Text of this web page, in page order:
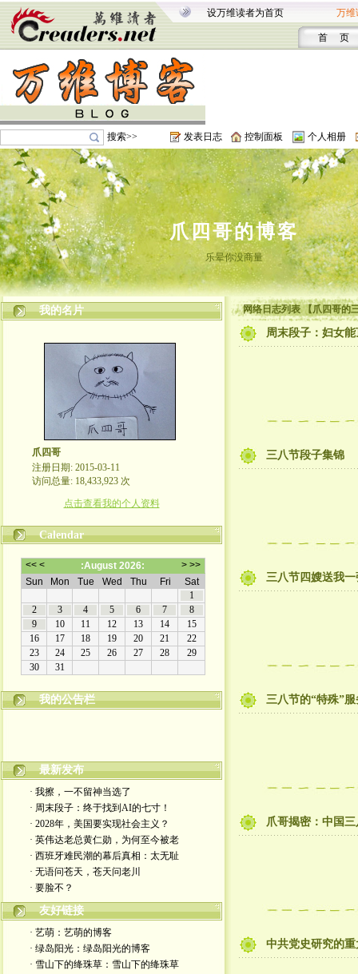
设万维读者为首页 万维
首 页
搜索>> 发表日志 控制面板 个人相册
爪四哥的博客
乐晕你没商量
我的名片
爪四哥
注册日期: 2015-03-11
访问总量: 18,433,923 次
点击查看我的个人资料
Calendar
我的公告栏
嬉笑怒骂皆文章，酸甜苦辣铸人生
最新发布
· 我擦，一不留神当选了
· 周末段子：终于找到AI的七寸！
· 2028年，美国要实现社会主义？
· 英伟达老总黄仁勋，为何至今被老
· 西班牙难民潮的幕后真相：太无耻
· 无语问苍天，苍天问老川
· 要脸不？
友好链接
· 艺萌：艺萌的博客
· 绿岛阳光：绿岛阳光的博客
· 雪山下的绛珠草：雪山下的绛珠草
网络日志列表 【爪四哥的
周末段子：妇女
三八节段子集锦
三八节四嫂送我
三八节的“特殊”服
爪哥揭密：中国
中共党史研究的